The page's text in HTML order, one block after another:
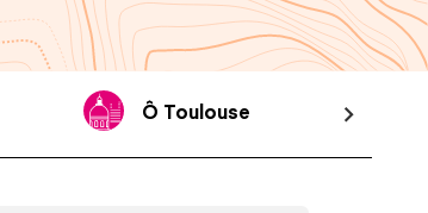
Ô Toulouse